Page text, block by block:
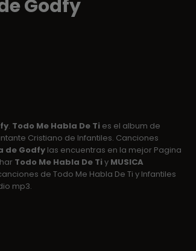
Godfy
. Todo Me Habla De Ti es el album de
Cristiano de Infantiles. Canciones
de Godfylas encuentras en la mejor Pagina
Todo Me Habla De Ti y MUSICA
de Todo Me Habla De Ti y Infantiles
mp3.